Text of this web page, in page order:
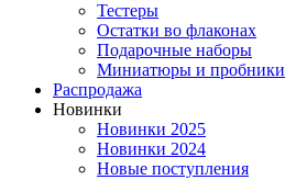
Тестеры
Остатки во флаконах
Подарочные наборы
Миниатюры и пробники
Распродажа
Новинки
Новинки 2025
Новинки 2024
Новые поступления